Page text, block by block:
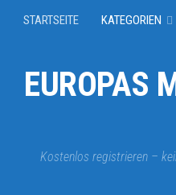
STARTSEITE KATEGORIEN
EUROPAS
Kostenlos registrieren –